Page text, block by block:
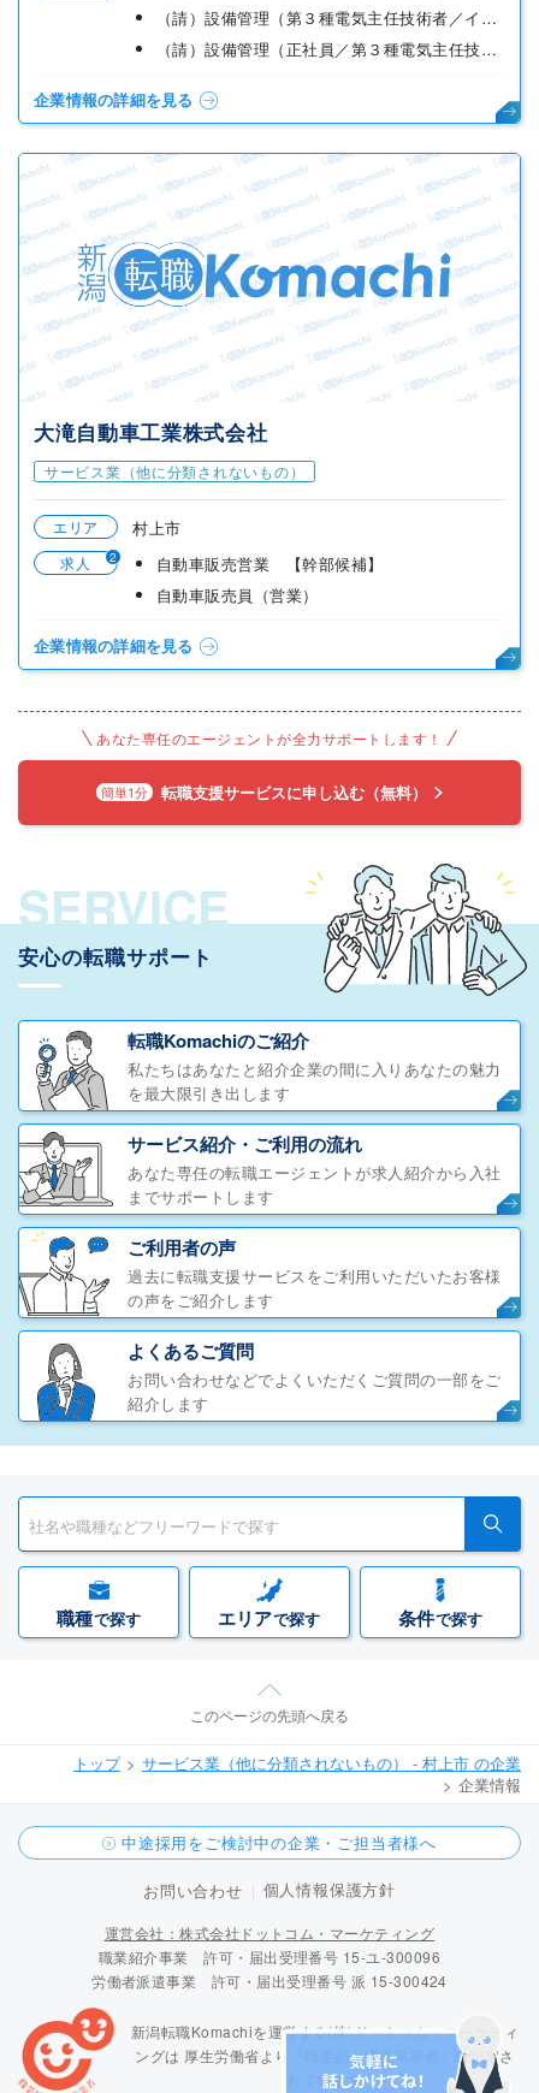
（請）設備管理（第３種電気主任技術者／イオン県央）正社員
（請）設備管理（正社員／第３種電気主任技術者）小千谷市
企業情報の詳細を見る
大滝自動車工業株式会社
サービス業（他に分類されないもの）
エリア 村上市
求人 2
自動車販売営業 【幹部候補】
自動車販売員（営業）
企業情報の詳細を見る
あなた専任のエージェントが全力サポートします！
簡単1分 転職支援サービスに申し込む（無料）
SERVICE
安心の転職サポート
転職Komachiのご紹介
私たちはあなたと紹介企業の間に入りあなたの魅力
を最大限引き出します
サービス紹介・ご利用の流れ
あなた専任の転職エージェントが求人紹介から入社
までサポートします
ご利用者の声
過去に転職支援サービスをご利用いただいたお客様
の声をご紹介します
よくあるご質問
お問い合わせなどでよくいただくご質問の一部をご
紹介します
職種で探す エリアで探す 条件で探す
このページの先頭へ戻る
トップ
サービス業（他に分類されないもの） - 村上市 の企業
企業情報
中途採用をご検討中の企業・ご担当者様へ
お問い合わせ 個人情報保護方針
運営会社：株式会社ドットコム・マーケティング
職業紹介事業 許可・届出受理番号 15-ユ-300096
労働者派遣事業 許可・届出受理番号 派 15-300424
新潟転職Komachiを運営する(株)ドットコム・マーケティ
ングは 厚生労働省より「職業紹介優良事業者」に認定さ
れています